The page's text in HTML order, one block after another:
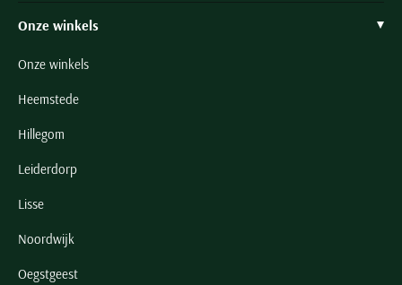
Onze winkels
Onze winkels
Heemstede
Hillegom
Leiderdorp
Lisse
Noordwijk
Oegstgeest